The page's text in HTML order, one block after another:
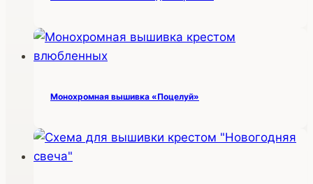
Монохромная вышивка «Поцелуй»